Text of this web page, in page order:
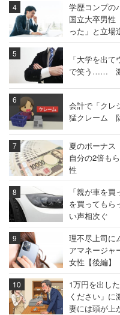
学歴コンプの
国立大卒男
った」と立場
「大学を出
で笑う…… 激
会計で「クレ
猛クレーム
夏のボーナス
自分の2倍も
性
「親が車を
を買っても
い声相次ぐ
理不尽上司に
アマネージャ
女性【後編】
1万円を出し
ください」
妻には頭が上